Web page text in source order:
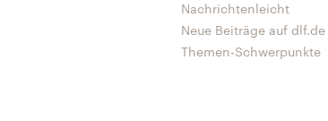
Nachrichtenleicht
Neue Beiträge auf dlf.de
Themen-Schwerpunkte